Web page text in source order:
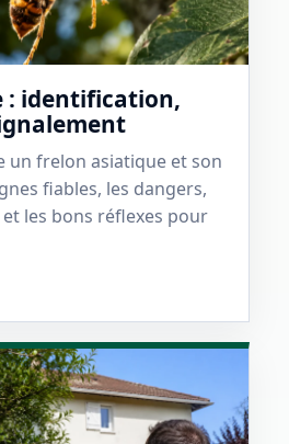
: identification,
un frelon asiatique et son
fiables, les dangers,
et les bons réflexes pour